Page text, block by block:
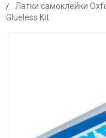
Латки самоклейки
Glueless Kit